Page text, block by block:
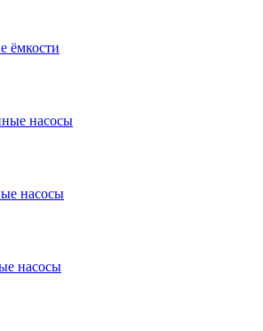
ёмкости
насосы
насосы
насосы